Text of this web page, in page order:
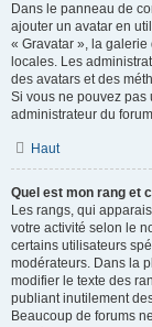
Dans le panneau de
ajouter un avatar en
« Gravatar », la galerie
locales. Les
des avatars et des
Si vous ne pouvez pas
administrateur du
Haut
Quel est mon rang et
Les rangs, qui
votre activité selon le
certains utilisateurs
modérateurs. Dans la
modifier le texte des
publiant inutilement
Beaucoup de forums